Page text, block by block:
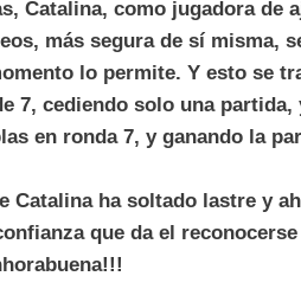
Catalina, como jugadora de
más segura de sí misma,
lo permite. Y esto se
7, cediendo solo una
en ronda 7, y ganando la
Catalina ha soltado lastre y
que da el